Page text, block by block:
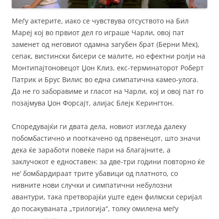
Меѓу актерите, иако се чувствува отсуството на Бил
Мареј кој во првиот дел го играше Чарли, овој пат
заменет од неговиот одамна загубен брат (Берни Мек),
сепак, вистински бисери се малите, но ефектни ролји на
Монтипајтоновецот Џон Клиз, екс-терминаторот Роберт
Патрик и Брус Вилис во една симпатична камео-улога.
Да не го заборавиме и гласот на Чарли, кој и овој пат го
позајмува Џон Форсајт, алијас Блејк Керингтон.
Споредувајќи ги двата дела, новиот изгледа далеку
побомбастично и пооткачено од првенецот, што значи
дека ќе заработи повеќе пари на благајните, а
заклучокот е едноставен: за две-три години повторно ќе
не’ бомбардираат трите убавици од платното, со
нивните нови случки и симпатични небулозни
авантури, така претворајќи уште еден филмски серијал
до посакуваната „трилогија“, толку омилена меѓу